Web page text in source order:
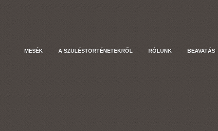
MESÉK A SZÜLÉSTÖRTÉNETEKRŐL RÓLUNK BEAVATÁS